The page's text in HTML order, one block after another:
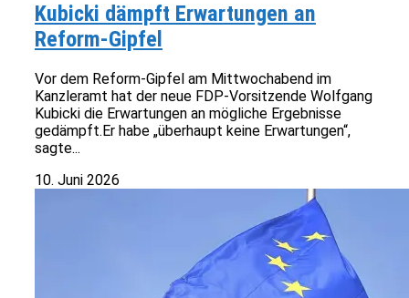
Kubicki dämpft Erwartungen an
Reform-Gipfel
Vor dem Reform-Gipfel am Mittwochabend im
Kanzleramt hat der neue FDP-Vorsitzende Wolfgang
Kubicki die Erwartungen an mögliche Ergebnisse
gedämpft.Er habe „überhaupt keine Erwartungen“,
sagte...
10. Juni 2026